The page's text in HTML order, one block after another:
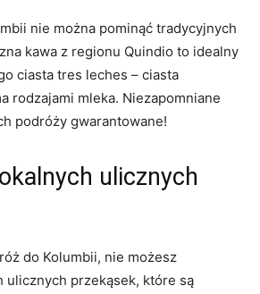
nie można pominąć tradycyjnych
kawa⁤ z‌ regionu Quindio to idealny
ciasta tres leches – ciasta
rodzajami mleka. Niezapomniane⁤
podróży gwarantowane!
ulicznych
do Kolumbii, nie możesz
ulicznych przekąsek,​ które są